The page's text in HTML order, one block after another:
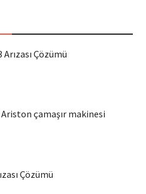
Çözümü
Ariston çamaşır makinesi
Çözümü